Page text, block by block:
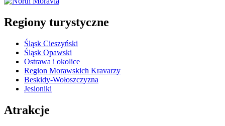
Regiony turystyczne
Śląsk Cieszyński
Śląsk Opawski
Ostrawa i okolice
Region Morawskich Kravarzy
Beskidy-Wołoszczyzna
Jesioniki
Atrakcje